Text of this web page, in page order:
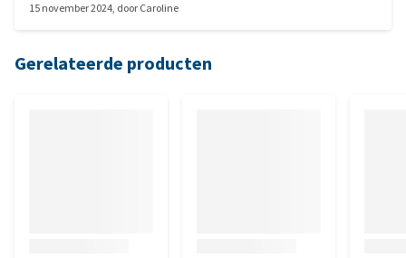
haartjes op kale huid
15 november 2024, doorCaroline
Gerelateerde producten